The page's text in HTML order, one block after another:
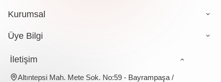
Kurumsal
Üye Bilgi
İletişim
Altıntepsi Mah. Mete Sok. No:59 - Bayrampaşa /